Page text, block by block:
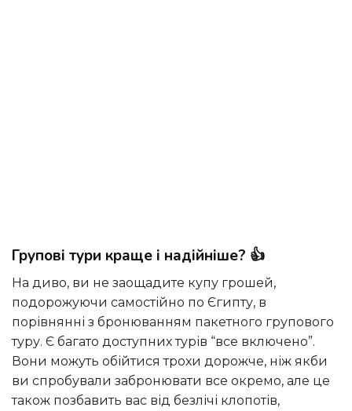
Групові тури краще і надійніше? 👍
На диво, ви не заощадите купу грошей,
подорожуючи самостійно по Єгипту, в
порівнянні з бронюванням пакетного групового
туру. Є багато доступних турів “все включено”.
Вони можуть обійтися трохи дорожче, ніж якби
ви спробували забронювати все окремо, але це
також позбавить вас від безлічі клопотів,